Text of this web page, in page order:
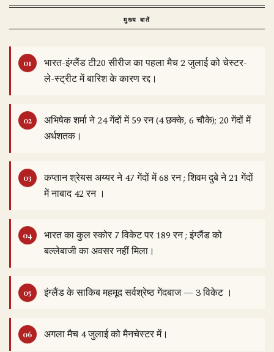
मुख्य बातें
भारत-इंग्लैंड टी20 सीरीज का पहला मैच 2 जुलाई को चेस्टर-
ले-स्ट्रीट में बारिश के कारण रद्द।
अभिषेक शर्मा ने 24 गेंदों में 59 रन (4 छक्के, 6 चौके); 20 गेंदों में
अर्धशतक।
कप्तान श्रेयस अय्यर ने 47 गेंदों में 68 रन ; शिवम दुबे ने 21 गेंदों
में नाबाद 42 रन ।
भारत का कुल स्कोर 7 विकेट पर 189 रन ; इंग्लैंड को
बल्लेबाजी का अवसर नहीं मिला।
इंग्लैंड के साकिब महमूद सर्वश्रेष्ठ गेंदबाज — 3 विकेट ।
अगला मैच 4 जुलाई को मैनचेस्टर में।